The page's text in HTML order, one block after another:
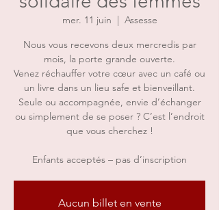
mer. 11 juin
  |
Assesse
Nous vous recevons deux mercredis par
mois, la porte grande ouverte.
Venez réchauffer votre cœur avec un café ou
un livre dans un lieu safe et bienveillant.
Seule ou accompagnée, envie d’échanger
ou simplement de se poser ? C’est l’endroit
que vous cherchez !
Enfants acceptés – pas d’inscription
Aucun billet en vente